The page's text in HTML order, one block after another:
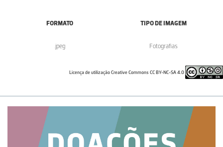
FORMATO
.jpeg
TIPO DE IMAGEM
Fotografias
Licença de utilização Creative Commons CC BY-NC-SA 4.0